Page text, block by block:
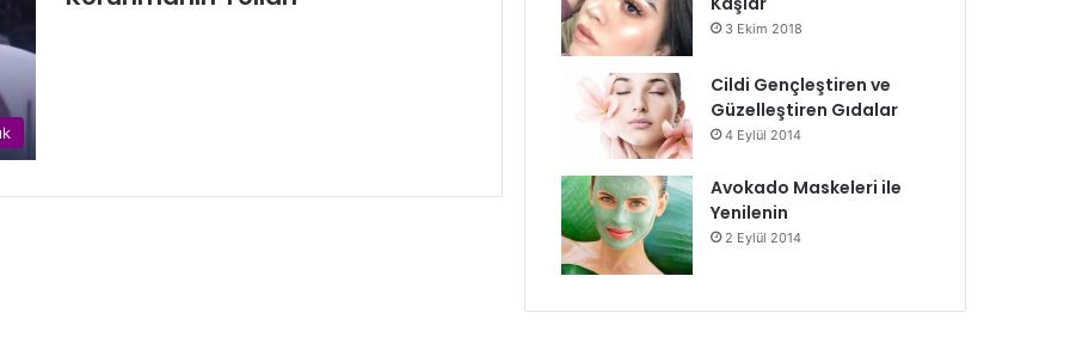
3 Ekim 2018
Cildi Gençleştiren ve
Güzelleştiren Gıdalar
4 Eylül 2014
Avokado Maskeleri ile
Yenilenin
2 Eylül 2014